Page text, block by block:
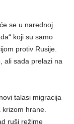
se u narednoj
koji su samo
protiv Rusije.
ali sada prelazi na
talasi migracija
hrane.
ruši režime